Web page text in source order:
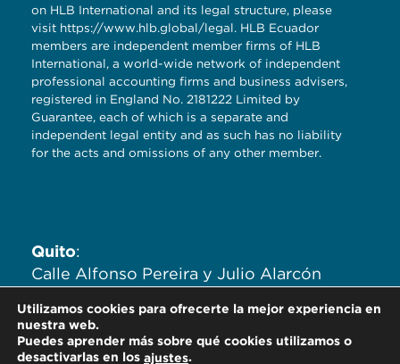
on HLB International and its legal structure, please
visit https://www.hlb.global/legal. HLB Ecuador
members are independent member firms of HLB
International, a world-wide network of independent
professional accounting firms and business advisers,
registered in England No. 2181222 Limited by
Guarantee, each of which is a separate and
independent legal entity and as such has no liability
for the acts and omissions of any other member.
Quito:
Calle Alfonso Pereira y Julio Alarcón
704,705,706.
Utilizamos cookies para ofrecerte la mejor experiencia en
nuestra web.
Puedes aprender más sobre qué cookies utilizamos o
desactivarlas en los ajustes.